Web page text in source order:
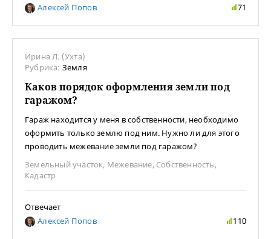
Алексей Попов
71
Ирина Л. (Ухта)
Рубрика: Земля
Каков порядок оформления земли под
гаражом?
Гараж находится у меня в собственности, необходимо
оформить только землю под ним. Нужно ли для этого
проводить межевание земли под гаражом?
Земельный участок, Межевание, Собственность,
Кадастр
Отвечает
Алексей Попов
110